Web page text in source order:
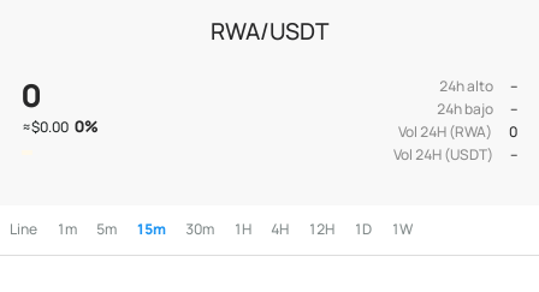
RWA/USDT
0
≈$0.00 0%
24h alto
--
24h bajo
--
Vol 24H (RWA)
0
Vol 24H (USDT)
--
Line 1m 5m 15m 30m 1H 4H 12H 1D 1W